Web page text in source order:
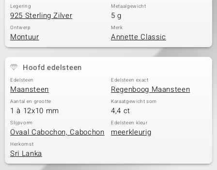
Legering
925 Sterling Zilver
Metaalgewicht
5 g
Ontwerp
Montuur
Merk
Annette Classic
Hoofd edelsteen
Edelsteen
Maansteen
Edelsteen exact
Regenboog Maansteen
Aantal en grootte
1 à 12x10 mm
Karaatgewicht som
4,4 ct
Slijpvorm
Ovaal Cabochon, Cabochon
Edelsteen kleur
meerkleurig
Herkomst
Sri Lanka